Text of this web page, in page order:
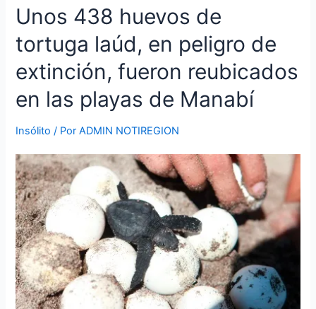
Unos 438 huevos de
tortuga laúd, en peligro de
extinción, fueron reubicados
en las playas de Manabí
Insólito / PorADMIN NOTIREGION
Unos
438
huevos
tortuga
en
peligro
extinción,
fueron
reubicados
en
las
playas
de
Manabí